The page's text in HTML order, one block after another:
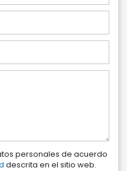
personales de acuerdo
descrita en el sitio web.